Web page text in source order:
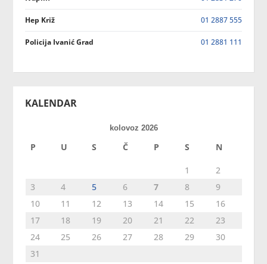
Hep Križ 01 2887 555
Policija Ivanić Grad 01 2881 111
KALENDAR
kolovoz 2026
P U S Č P S N
1
2
3
4 5 6 7 8
9
10
11 12 13 14 15
16
17
18 19 20 21 22
23
24
25 26 27 28 29
30
31